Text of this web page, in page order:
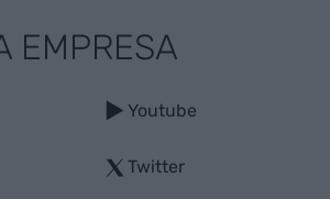
EMPRESA
Youtube
Twitter